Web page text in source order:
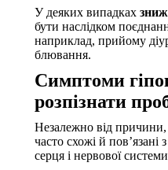
У деяких випадках
бути наслідком
наприклад, прийому
блювання.
Симптоми
розпізнати
Незалежно від причини,
часто схожі й
серця і нервової